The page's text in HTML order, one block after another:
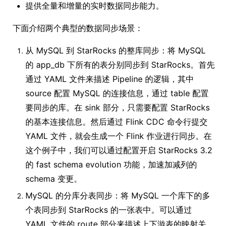
提供全量和增量的实时数据同步能力。
下面介绍两个典型的数据同步场景：
从 MySQL 到 StarRocks 的整库同步：将 MySQL
的 app_db 下所有的表分别同步到 StarRocks。首先
通过 YAML 文件来描述 Pipeline 的逻辑，其中
source 配置 MySQL 的连接信息，通过 table 配置
要同步的库。在 sink 部分，只需要配置 StarRocks
的基本连接信息。然后通过 Flink CDC 命令行提交
YAML 文件，就会生成一个 Flink 作业进行同步。在
这个例子中，我们可以通过配置开启 StarRocks 3.2
的 fast schema evolution 功能，加速加减列的
schema 变更。
MySQL 的分库分表同步：将 MySQL 一个库下的多
个表同步到 StarRocks 的一张表中。可以通过
YAML 文件的 route 部分来描述上下游表的映射关